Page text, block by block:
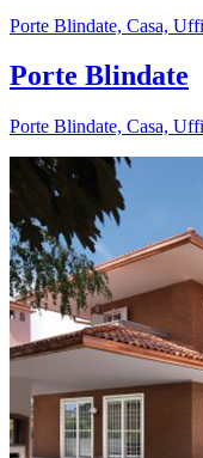
Porte Blindate, Casa,
Porte Blindate
Porte Blindate, Casa,